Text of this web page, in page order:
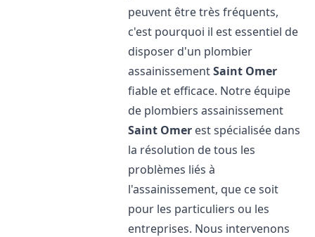
peuvent être très fréquents,
c'est pourquoi il est essentiel de
disposer d'un plombier
assainissementSaint Omer
fiable et efficace. Notre équipe
de plombiers assainissement
Saint Omer est spécialisée dans
la résolution de tous les
problèmes liés à
l'assainissement, que ce soit
pour les particuliers ou les
entreprises. Nous intervenons